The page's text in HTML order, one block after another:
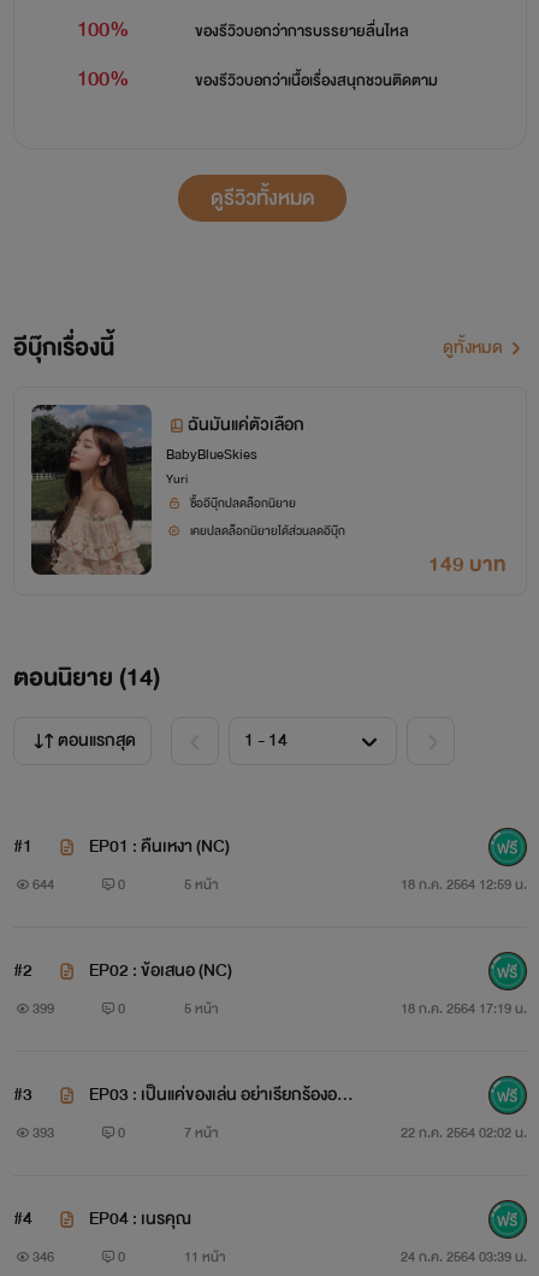
ชิ้นหนึ่ง ไม่มีชีวิตจิตใจให้ใครมาสงสาร เบื่อกันแล้ว
ก็แค่ทิ้งขว้าง’
เขี่ยทิ้ง’
นิยายเรื่องนี้แต่งขึ้นจากจินตนาการของผู้เขียนเท่านั้น ไม่ได้มี
เสียงแต่อย่างใด
.
ขออนุญาตเจ้าของภาพอิมเมจตัวละคร ขอบคุณรูปภาพสวย
ๆ จาก Pinterest
🙏🏻
100% ของรีวิวบอกว่าการบรรยายลื่นไหล
100% ของรีวิวบอกว่าเนื้อเรื่องสนุกชวนติดตาม
ดูรีวิวทั้งหมด
อีบุ๊กเรื่องนี้ ดูทั้งหมด
ฉันมันแค่ตัวเลือก
BabyBlueSkies
Yuri
ซื้ออีบุ๊กปลดล็อกนิยาย
เคยปลดล็อกนิยายได้ส่วนลดอีบุ๊ก
149 บาท
ตอนนิยาย (14)
ตอนแรกสุด
#1 EP01 : คืนเหงา (NC)
644 0 5 หน้า 18 ก.ค. 2564 12:59 น.
#2 EP02 : ข้อเสนอ (NC)
399 0 5 หน้า 18 ก.ค. 2564 17:19 น.
#3
EP03 : เป็นแค่ของเล่น อย่าเรียกร้องอะไ
รมาก (NC+)
393 0 7 หน้า 22 ก.ค. 2564 02:02 น.
#4 EP04 : เนรคุณ
346 0 11 หน้า 24 ก.ค. 2564 03:39 น.